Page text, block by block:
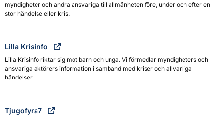
myndigheter och andra ansvariga till allmänheten före, under och efter en
stor händelse eller kris.
Lilla Krisinfo
Lilla Krisinfo riktar sig mot barn och unga. Vi förmedlar myndigheters och
ansvariga aktörers information i samband med kriser och allvarliga
händelser.
Tjugofyra7